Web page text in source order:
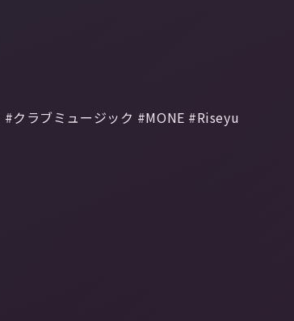
クラブミュージック #MONE #Riseyu